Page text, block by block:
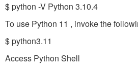
$ python -V Python 3.10.4
To use Python 11 , invoke the
$ python3.11
Access Python Shell